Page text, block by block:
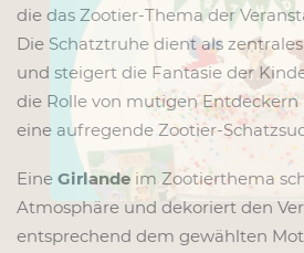
die das Zootier-Thema der
Die Schatztruhe dient als
und steigert die Fantasie der
die Rolle von mutigen Entdeckern
eine aufregende Zootier-
Eine Girlande im Zootierthema
Atmosphäre und dekoriert den
entsprechend dem gewählten